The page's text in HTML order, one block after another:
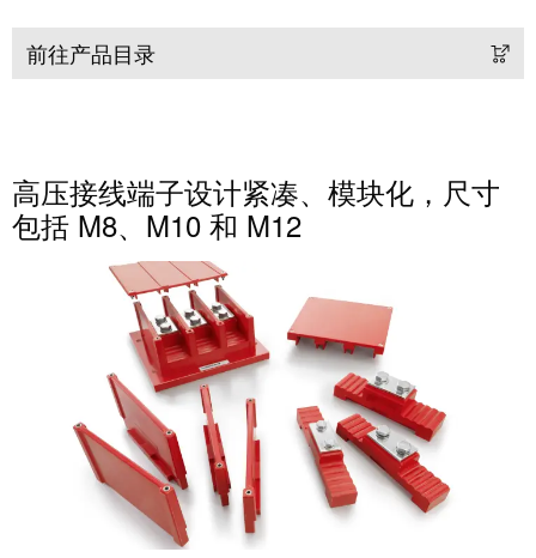
和
软
制
器
I/O
系
工
业
以
太
网
亿
欧
德
米
勒
SNAP
接
技
术
荣
获
2022
前往产品目录
高压接线端子设计紧凑、模块化，尺寸
包括 M8、M10 和 M12